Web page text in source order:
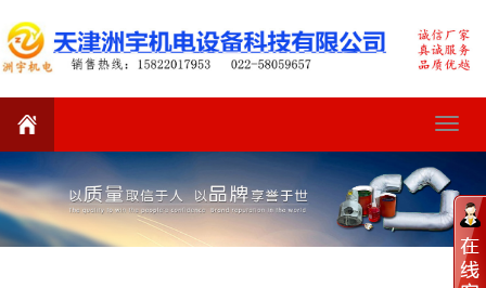
Toggle